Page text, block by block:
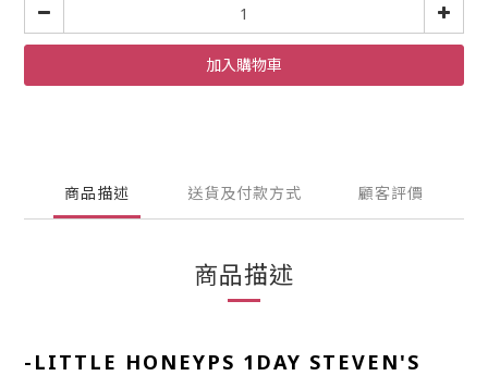
加入購物車
商品描述 送貨及付款方式 顧客評價
商品描述
- LITTLE HONEYPS 1DAY STEVEN'S